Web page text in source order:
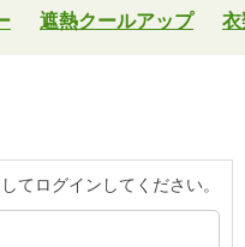
遮熱クールアップ 衣
てログインしてください。